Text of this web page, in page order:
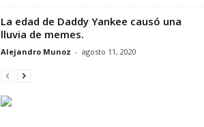
La edad de Daddy Yankee causó una
lluvia de memes.
Alejandro Munoz - agosto 11, 2020